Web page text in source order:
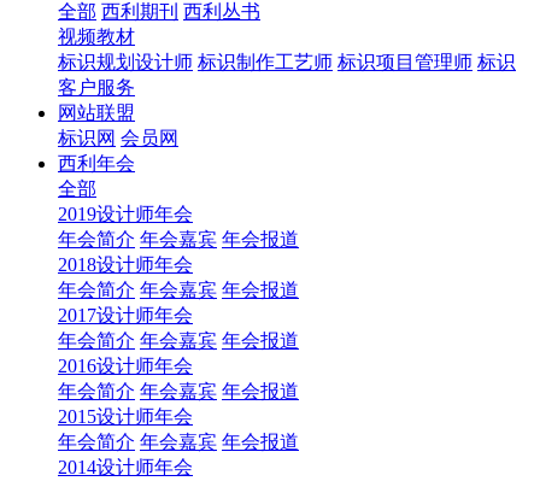
全部 西利期刊 西利丛书
视频教材
标识规划设计师 标识制作工艺师 标识项目管理师 标识
客户服务
网站联盟
标识网 会员网
西利年会
全部
2019设计师年会
年会简介 年会嘉宾 年会报道
2018设计师年会
年会简介 年会嘉宾 年会报道
2017设计师年会
年会简介 年会嘉宾 年会报道
2016设计师年会
年会简介 年会嘉宾 年会报道
2015设计师年会
年会简介 年会嘉宾 年会报道
2014设计师年会